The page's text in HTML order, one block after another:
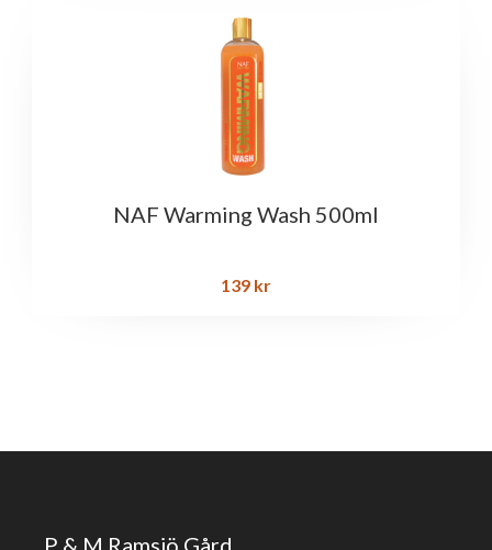
NAF Warming Wash 500ml
139 kr
P & M Ramsjö Gård